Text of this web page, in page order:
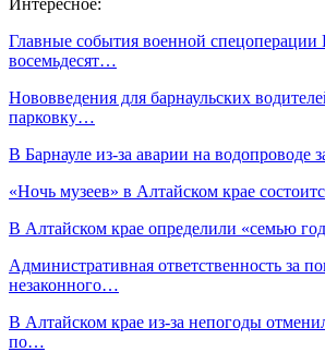
Главные события военной
восемьдесят…
Нововведения для барнаульских
парковку…
В Барнауле из-за аварии на водопроводе
«Ночь музеев» в Алтайском крае
В Алтайском крае определили «семью
Административная ответственность за
незаконного…
В Алтайском крае из-за непогоды
по…